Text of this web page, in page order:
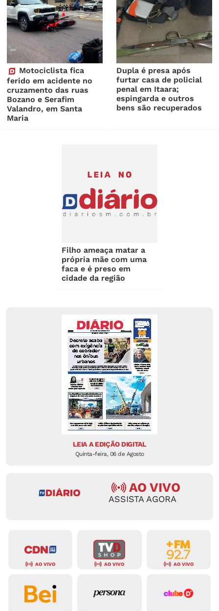
Motociclista fica
ferido em acidente no
cruzamento das ruas
Bozano e Serafim
Valandro, em Santa
Maria
Dupla é presa após
furtar casa de policial
penal em Itaara;
espingarda e outros
bens são recuperados
Filho ameaça matar a
própria mãe com uma
faca e é preso em
cidade da região
LEIA A EDIÇÃO DIGITAL
Quinta-feira, 06 de Agosto
AO VIVO
ASSISTA AGORA
AO VIVO AO VIVO AO VIVO